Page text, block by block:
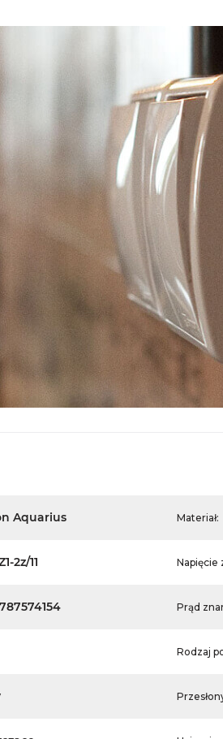
Aquarius
2z/11
Materiał:
Napięcie
Prąd
Rodzaj